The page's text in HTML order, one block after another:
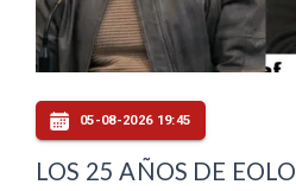
05-08-2026 19:45
LOS 25 AÑOS DE EOLO